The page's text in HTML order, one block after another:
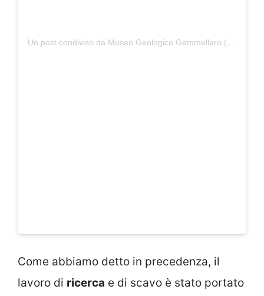
Un post condiviso da Museo Geologico Gemmellaro (@museogemmellaro)
Come abbiamo detto in precedenza, il
lavoro di ricerca e di scavo è stato portato